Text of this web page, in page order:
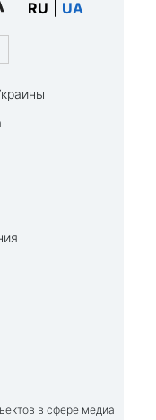
RU UA
в сфере медиа